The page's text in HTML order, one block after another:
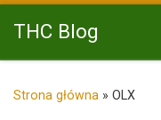
Przejdź do treści
THC Blog
Strona główna » OLX